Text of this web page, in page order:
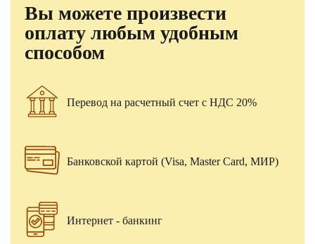
Вы можете произвести
оплату любым удобным
способом
Перевод на расчетный счет с НДС 20%
Банковской картой (Visa, Master Card, МИР)
Интернет - банкинг